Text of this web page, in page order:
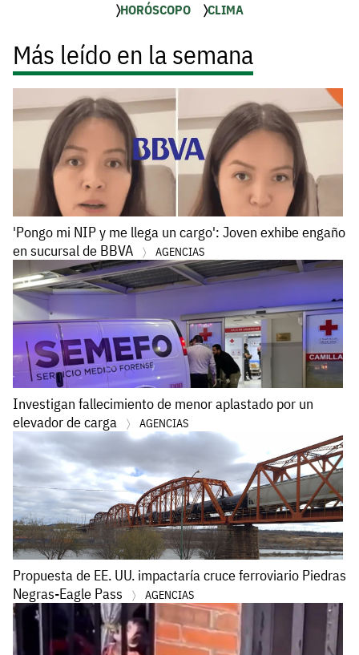
HORÓSCOPO CLIMA
Más leído en la semana
'Pongo mi NIP y me llega un cargo': Joven exhibe engaño
en sucursal de BBVA
AGENCIAS
Investigan fallecimiento de menor aplastado por un
elevador de carga
AGENCIAS
Propuesta de EE. UU. impactaría cruce ferroviario Piedras
Negras-Eagle Pass
AGENCIAS